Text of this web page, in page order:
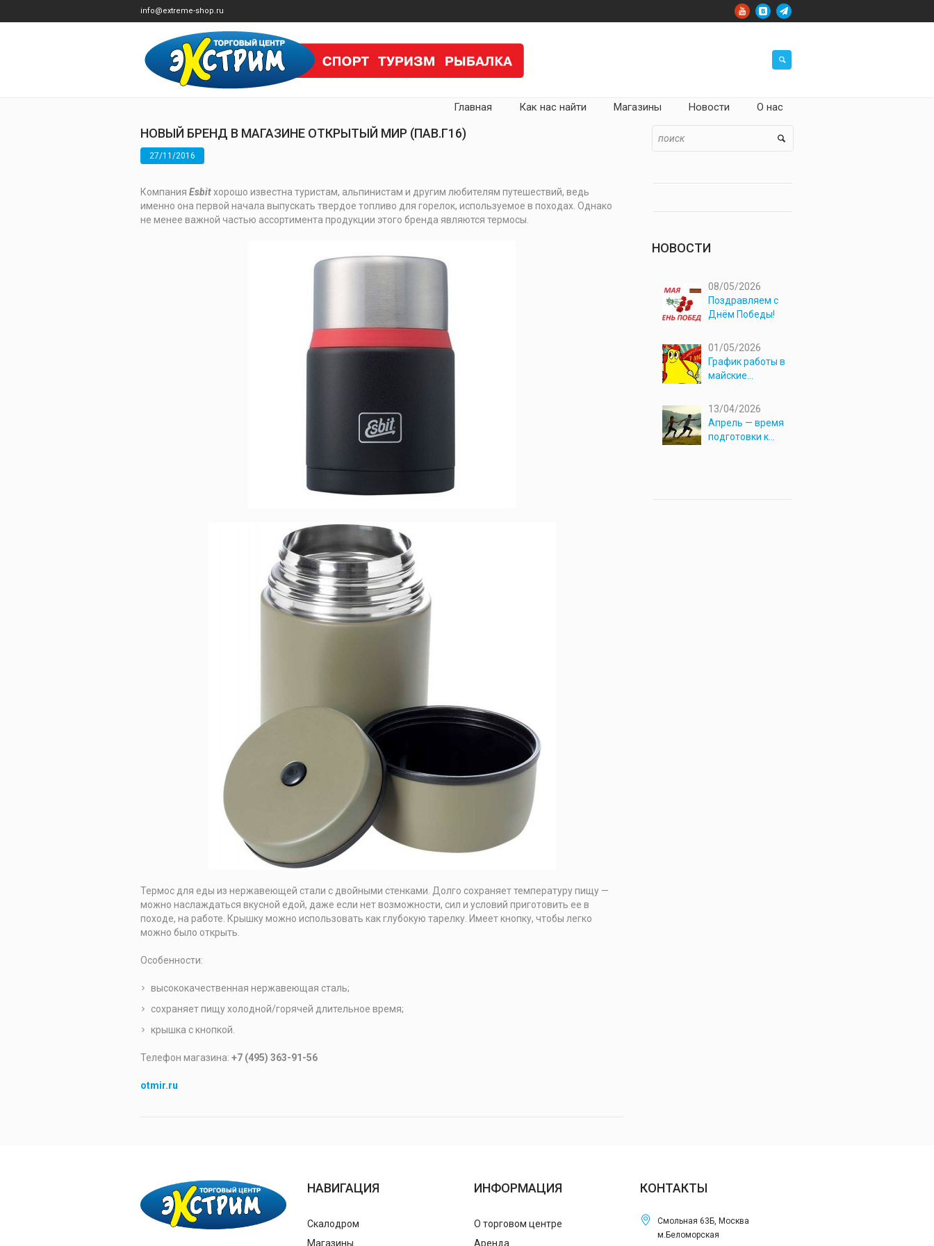
info@extreme-shop.ru
Главная Как нас найти Магазины Новости О нас
НОВЫЙ БРЕНД В МАГАЗИНЕ ОТКРЫТЫЙ МИР (ПАВ.Г16)
27/11/2016
Компания Esbitхорошо известна туристам, альпинистам и другим любителям путешествий, ведь
именно она первой начала выпускать твердое топливо для горелок, используемое в походах. Однако
не менее важной частью ассортимента продукции этого бренда являются термосы.
Термос для еды из нержавеющей стали с двойными стенками. Долго сохраняет температуру пищу —
можно наслаждаться вкусной едой, даже если нет возможности, сил и условий приготовить ее в
походе, на работе. Крышку можно использовать как глубокую тарелку. Имеет кнопку, чтобы легко
можно было открыть.
Особенности:
высококачественная нержавеющая сталь;
сохраняет пищу холодной/горячей длительное время;
крышка с кнопкой.
Телефон магазина: +7 (495) 363-91-56
otmir.ru
НОВОСТИ
08/05/2026
Поздравляем с
Днём Победы!
01/05/2026
График работы в
майские
13/04/2026
Апрель — время
подготовки к
НАВИГАЦИЯ
Скалодром
Магазины
ИНФОРМАЦИЯ
О торговом центре
Аренда
КОНТАКТЫ
Смольная 63Б, Москва
м.Беломорская